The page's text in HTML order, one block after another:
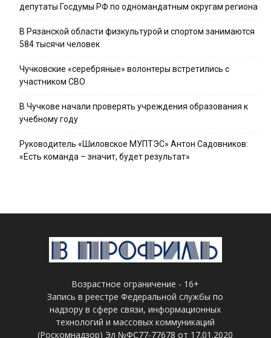
депутаты Госдумы РФ по одномандатным округам региона
В Рязанской области физкультурой и спортом занимаются
584 тысячи человек
Чучковские «серебряные» волонтеры встретились с
участником СВО
В Чучкове начали проверять учреждения образования к
учебному году
Руководитель «Шиловское МУПТЭС» Антон Садовников:
«Есть команда – значит, будет результат»
Возрастное ограничение - 16+
Запись в реестре Федеральной службы по
надзору в сфере связи, информационных
технологий и массовых коммуникаций
(Роскомнадзор) Эл №ФС77-77678 от 17.01.2020